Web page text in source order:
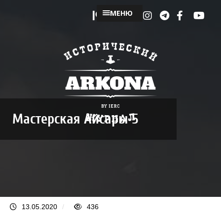
МЕНЮ
Мастерская Айсары 5
13.05.2020 / 436